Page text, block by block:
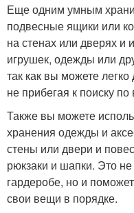
Еще одним умным
подвесные ящики или
на стенах или дверях и
игрушек, одежды или
так как вы можете
не прибегая к поиску
Также вы можете
хранения одежды и
стены или двери и
рюкзаки и шапки. Это
гардеробе, но и
свои вещи в порядке.